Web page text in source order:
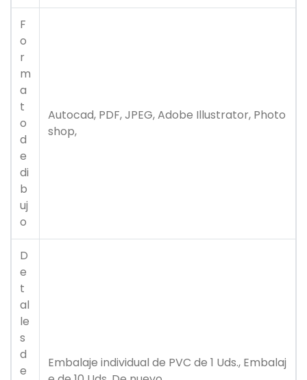
F
o
r
m
a
t
o
d
e
di
b
uj
o
Autocad, PDF, JPEG, Adobe Illustrator, Photo
shop,
D
e
t
al
le
s
d
e
Embalaje individual de PVC de 1 Uds., Embalaj